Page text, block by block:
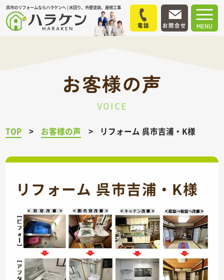
呉市のリフォームならハラケンへ | 水回り、外壁塗装、屋根工事
MENU
電話 お問合せ
お客様の声
VOICE
TOP お客様の声 リフォーム 呉市吉浦・K様
リフォーム 呉市吉浦・K様